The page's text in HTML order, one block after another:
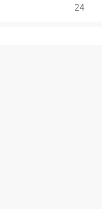
24